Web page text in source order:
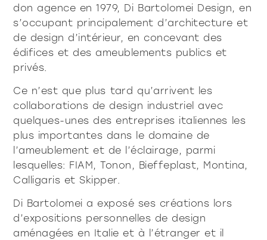
tous les
produits
Sophistiqué déterminé Sophistiqué doux
don agence en 1979, Di Bartolomei Design, en
s’occupant principalement d’architecture et
de design d’intérieur, en concevant des
édifices et des ameublements publics et
privés.
Ce n’est que plus tard qu’arrivent les
collaborations de design industriel avec
quelques-unes des entreprises italiennes les
plus importantes dans le domaine de
l’ameublement et de l’éclairage, parmi
lesquelles: FIAM, Tonon, Bieffeplast, Montina,
Calligaris et Skipper.
Di Bartolomei a exposé ses créations lors
d’expositions personnelles de design
aménagées en Italie et à l’étranger et il